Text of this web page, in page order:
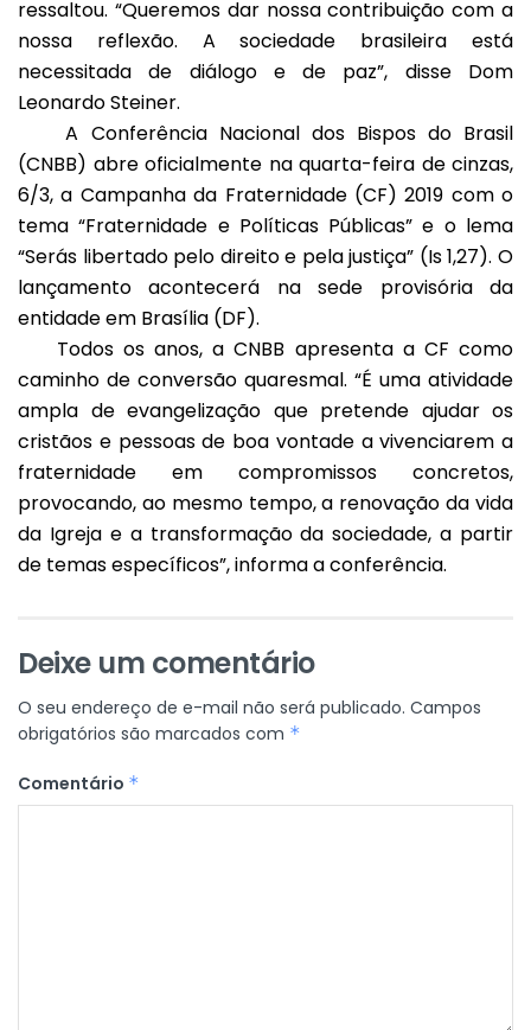
ressaltou. “Queremos dar nossa contribuição com a
nossa reflexão. A sociedade brasileira está
necessitada de diálogo e de paz”, disse Dom
Leonardo Steiner.
A Conferência Nacional dos Bispos do Brasil
(CNBB) abre oficialmente na quarta-feira de cinzas,
6/3, a Campanha da Fraternidade (CF) 2019 com o
tema “Fraternidade e Políticas Públicas” e o lema
“Serás libertado pelo direito e pela justiça” (Is 1,27). O
lançamento acontecerá na sede provisória da
entidade em Brasília (DF).
Todos os anos, a CNBB apresenta a CF como
caminho de conversão quaresmal. “É uma atividade
ampla de evangelização que pretende ajudar os
cristãos e pessoas de boa vontade a vivenciarem a
fraternidade em compromissos concretos,
provocando, ao mesmo tempo, a renovação da vida
da Igreja e a transformação da sociedade, a partir
de temas específicos”, informa a conferência.
Deixe um comentário
O seu endereço de e-mail não será publicado. Campos
obrigatórios são marcados com *
Comentário *